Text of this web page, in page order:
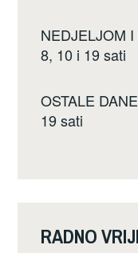
NEDJELJOM
8, 10 i 19 sati
OSTALE DANE
19 sati
RADNO